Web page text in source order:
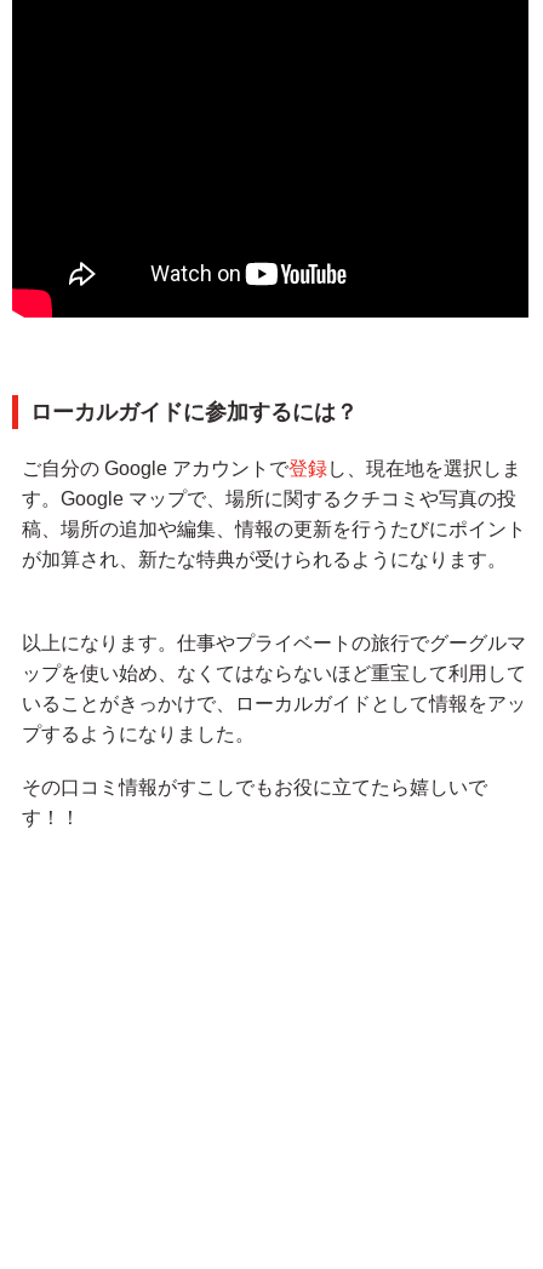
ローカルガイドに参加するには？
ご自分の Google アカウントで登録し、現在地を選択しま
す。Google マップで、場所に関するクチコミや写真の投
稿、場所の追加や編集、情報の更新を行うたびにポイント
が加算され、新たな特典が受けられるようになります。
以上になります。仕事やプライベートの旅行でグーグルマ
ップを使い始め、なくてはならないほど重宝して利用して
いることがきっかけで、ローカルガイドとして情報をアッ
プするようになりました。
その口コミ情報がすこしでもお役に立てたら嬉しいで
す！！